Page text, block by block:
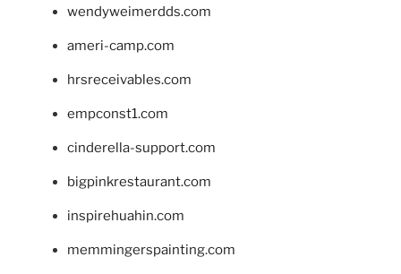
wendyweimerdds.com
ameri-camp.com
hrsreceivables.com
empconst1.com
cinderella-support.com
bigpinkrestaurant.com
inspirehuahin.com
memmingerspainting.com